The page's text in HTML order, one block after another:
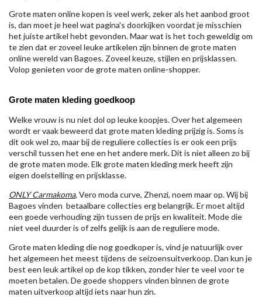
Grote maten online kopen is veel werk, zeker als het aanbod groot
is, dan moet je heel wat pagina's doorkijken voordat je misschien
het juiste artikel hebt gevonden. Maar wat is het toch geweldig om
te zien dat er zoveel leuke artikelen zijn binnen de grote maten
online wereld van Bagoes. Zoveel keuze, stijlen en prijsklassen.
Volop genieten voor de grote maten online-shopper.
Grote maten kleding goedkoop
Welke vrouw is nu niet dol op leuke koopjes. Over het algemeen
wordt er vaak beweerd dat grote maten kleding prijzig is. Soms is
dit ook wel zo, maar bij de reguliere collecties is er ook een prijs
verschil tussen het ene en het andere merk. Dit is niet alleen zo bij
de grote maten mode. Elk grote maten kleding merk heeft zijn
eigen doelstelling en prijsklasse.
ONLY Carmakoma, Vero moda curve, Zhenzi, noem maar op. Wij bij
Bagoes vinden betaalbare collecties erg belangrijk. Er moet altijd
een goede verhouding zijn tussen de prijs en kwaliteit. Mode die
niet veel duurder is of zelfs gelijk is aan de reguliere mode.
Grote maten kleding die nog goedkoper is, vind je natuurlijk over
het algemeen het meest tijdens de seizoensuitverkoop. Dan kun je
best een leuk artikel op de kop tikken, zonder hier te veel voor te
moeten betalen. De goede shoppers vinden binnen de grote
maten uitverkoop altijd iets naar hun zin.